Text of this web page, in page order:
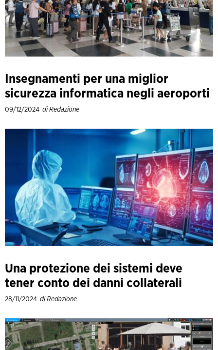
Insegnamenti per una miglior
sicurezza informatica negli aeroporti
09/12/2024 di Redazione
Una protezione dei sistemi deve
tener conto dei danni collaterali
28/11/2024 di Redazione